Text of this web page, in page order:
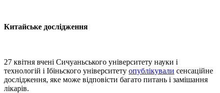
Китайське дослідження
27 квітня вчені Сичуаньського університету науки і
технологій і Ібіньского університету опублікували сенсаційне
дослідження, яке може відповісти багато питань і замішання
лікарів.